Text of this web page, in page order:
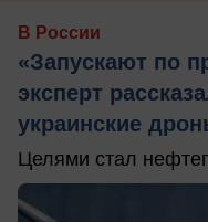
В России
«Запускают по
эксперт
украинские
Целями стал